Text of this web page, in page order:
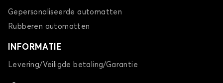
Gepersonaliseerde automatten
Rubberen automatten
INFORMATIE
Levering/Veiligde betaling/Garantie